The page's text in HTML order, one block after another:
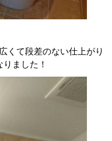
くて段差のない仕上がり
ました！